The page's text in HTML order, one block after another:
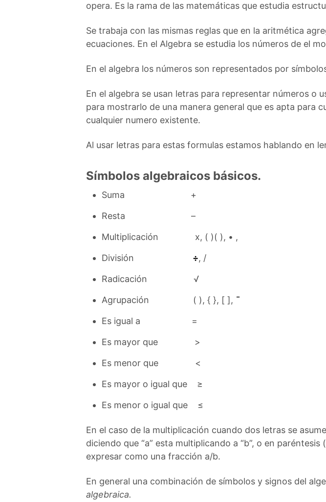
opera. Es la rama de las matemáticas que estudia
Se trabaja con las mismas reglas que en la aritmética
ecuaciones. En el Algebra se estudia los números de el
En el algebra los números son representados por
En el algebra se usan letras para representar números o
para mostrarlo de una manera general que es apta para
cualquier numero existente.
Al usar letras para estas formulas estamos hablando en
Símbolos algebraicos básicos.
Suma +
Resta –
Multiplicación x, ( )( ), • ,
División ÷, /
Radicación √
Agrupación ( ), { }, [ ], ¯
Es igual a =
Es mayor que >
Es menor que <
Es mayor o igual que ≥
Es menor o igual que ≤
En el caso de la multiplicación cuando dos letras se
diciendo que “a” esta multiplicando a “b”, o en
expresar como una fracción a/b.
En general una combinación de símbolos y signos del
algebraica.